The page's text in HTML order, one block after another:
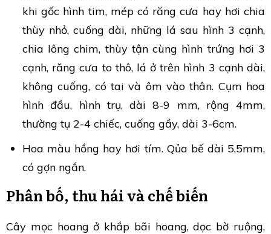
khi gốc hình tim, mép có răng cưa hay hơi chia
thùy nhỏ, cuống dài, những lá sau hình 3 cạnh,
chia lông chim, thùy tận cùng hình trứng hơi 3
cạnh, răng cưa to thô, lá ở trên hình 3 cạnh dài,
không cuống, có tai và ôm vào thân. Cụm hoa
hình đầu, hình trụ, dài 8-9 mm, rộng 4mm,
thường tụ 2-4 chiếc, cuống gầy, dài 3-6cm.
Hoa màu hồng hay hơi tím. Qủa bế dài 5,5mm,
có gợn ngắn.
Phân bố, thu hái và chế biến
Cây mọc hoang ở khắp bãi hoang, dọc bờ ruộng,